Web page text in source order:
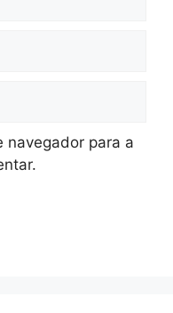
navegador para a